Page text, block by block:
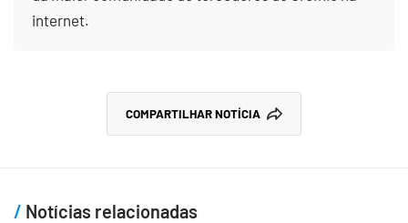
internet.
COMPARTILHAR NOTÍCIA
Notícias relacionadas